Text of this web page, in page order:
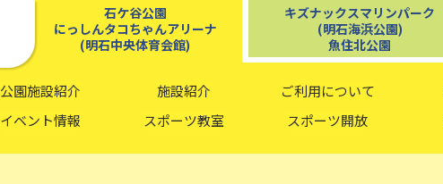
石ケ谷公園
にっしんタコちゃんアリーナ
(明石中央体育会館)
公園施設紹介 施設紹介 ご利用について
イベント情報
スポーツ教室 スポーツ開放
キズナックスマリンパーク
(明石海浜公園)
魚住北公園